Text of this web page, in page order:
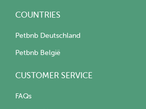
COUNTRIES
Petbnb Deutschland
Petbnb België
CUSTOMER SERVICE
FAQs